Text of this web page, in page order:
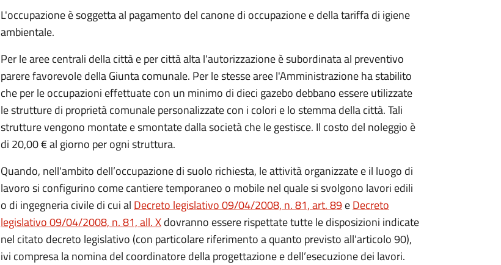
L'occupazione è soggetta al pagamento del canone di occupazione e della tariffa di igiene
ambientale.
Per le aree centrali della città e per città alta l'autorizzazione è subordinata al preventivo
parere favorevole della Giunta comunale. Per le stesse aree l'Amministrazione ha stabilito
che per le occupazioni effettuate con un minimo di dieci gazebo debbano essere utilizzate
le strutture di proprietà comunale personalizzate con i colori e lo stemma della città. Tali
strutture vengono montate e smontate dalla società che le gestisce. Il costo del noleggio è
di 20,00 € al giorno per ogni struttura.
Quando, nell'ambito dell’occupazione di suolo richiesta, le attività organizzate e il luogo di
lavoro si configurino come cantiere temporaneo o mobile nel quale si svolgono lavori edili
o di ingegneria civile di cui al Decreto legislativo 09/04/2008, n. 81, art. 89eDecreto
legislativo 09/04/2008, n. 81, all. Xdovranno essere rispettate tutte le disposizioni indicate
nel citato decreto legislativo (con particolare riferimento a quanto previsto all'articolo 90),
ivi compresa la nomina del coordinatore della progettazione e dell’esecuzione dei lavori.